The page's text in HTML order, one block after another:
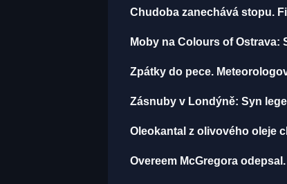
Chudoba zanechává stopu.
Moby na Colours of
Zpátky do pece.
Zásnuby v Londýně: Syn
Oleokantal z olivového oleje
Overeem McGregora